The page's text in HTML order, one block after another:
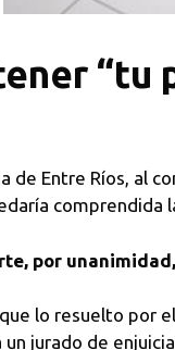
“tu
de Entre Ríos, al
comprendida
por
lo resuelto por
jurado de